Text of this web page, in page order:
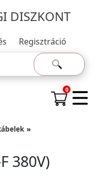
DISZKONT
Regisztráció
0
380V)